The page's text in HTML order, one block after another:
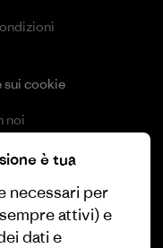
sui cookie
noi
di affiliazione
è tua
necessari per
attivi) e
dati e